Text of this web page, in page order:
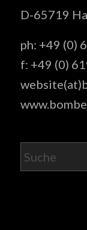
D-65719
ph: +49 (0)
f: +49 (0)